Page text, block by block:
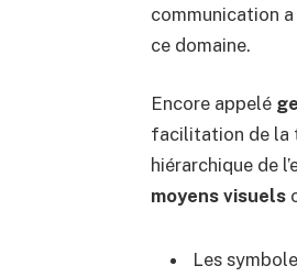
communication
ce domaine.
Encore appelé
facilitation de la
hiérarchique de
moyens visuels
Les